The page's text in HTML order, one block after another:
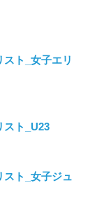
ト_女子エリ
スト_U23
ト_女子ジュ